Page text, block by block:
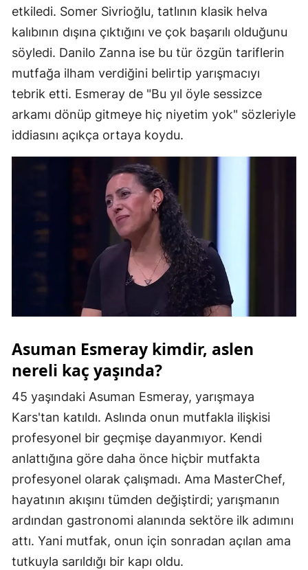
Kırşehir
Kocaeli
Konya
Kütahya
Malatya
Manisa
Kahramanmaraş
Mardin
Muğla
Muş
Nevşehir
Ordu
Rize
Samsun
Siirt
Sivas
Tekirdağ
etkiledi. Somer Sivrioğlu, tatlının klasik helva
kalıbının dışına çıktığını ve çok başarılı olduğunu
söyledi. Danilo Zanna ise bu tür özgün tariflerin
mutfağa ilham verdiğini belirtip yarışmacıyı
tebrik etti. Esmeray de "Bu yıl öyle sessizce
arkamı dönüp gitmeye hiç niyetim yok" sözleriyle
iddiasını açıkça ortaya koydu.
Asuman Esmeray kimdir, aslen
nereli kaç yaşında?
45 yaşındaki Asuman Esmeray, yarışmaya
Kars'tan katıldı. Aslında onun mutfakla ilişkisi
profesyonel bir geçmişe dayanmıyor. Kendi
anlattığına göre daha önce hiçbir mutfakta
profesyonel olarak çalışmadı. Ama MasterChef,
hayatının akışını tümden değiştirdi; yarışmanın
ardından gastronomi alanında sektöre ilk adımını
attı. Yani mutfak, onun için sonradan açılan ama
tutkuyla sarıldığı bir kapı oldu.